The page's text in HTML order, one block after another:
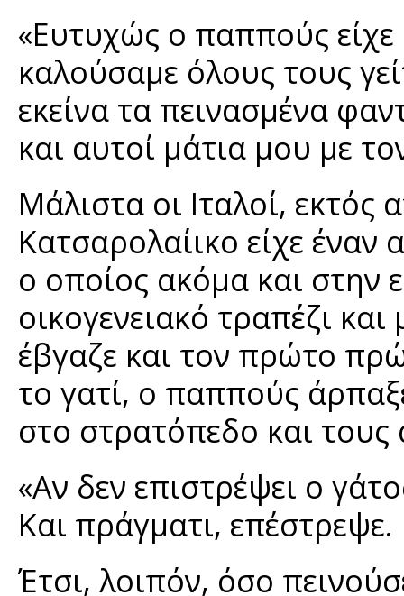
«Ευτυχώς ο παππούς
καλούσαμε όλους τους
εκείνα τα πεινασμένα
και αυτοί μάτια μου με
Μάλιστα οι Ιταλοί, εκτός
Κατσαρολαίικο είχε
ο οποίος ακόμα και στην
οικογενειακό τραπέζι
έβγαζε και τον πρώτο
το γατί, ο παππούς
στο στρατόπεδο και τους
«Αν δεν επιστρέψει ο
Και πράγματι, επέστρεψε.
Έτσι, λοιπόν, όσο